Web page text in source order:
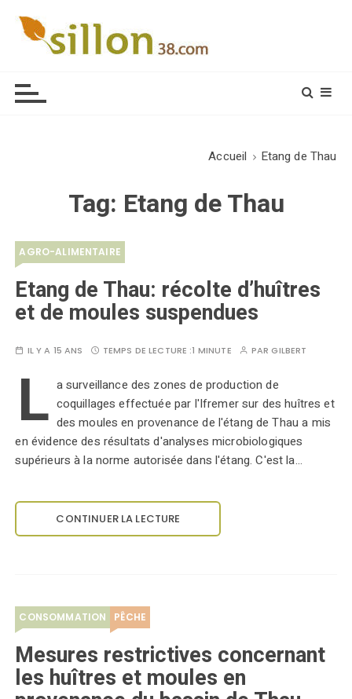
Accueil Etang de Thau
Tag: Etang de Thau
AGRO-ALIMENTAIRE
Etang de Thau: récolte d’huîtres
et de moules suspendues
IL Y A 15 ANS TEMPS DE LECTURE :1 MINUTE PARGILBERT
L a surveillance des zones de production de
coquillages effectuée par l'Ifremer sur des huîtres et
des moules en provenance de l'étang de Thau a mis
en évidence des résultats d'analyses microbiologiques
supérieurs à la norme autorisée dans l'étang. C'est la…
CONTINUER LA LECTURE
CONSOMMATION PÊCHE
Mesures restrictives concernant
les huîtres et moules en